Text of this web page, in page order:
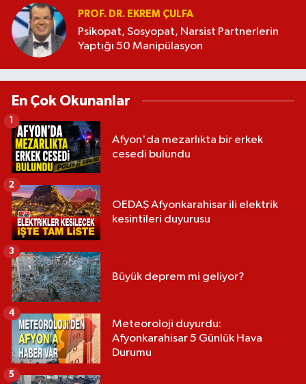
PROF. DR. EKREM ÇULFA
Psikopat, Sosyopat, Narsist Partnerlerin
Yaptığı 50 Manipülasyon
En Çok Okunanlar
Afyon'da mezarlıkta bir erkek
cesedi bulundu
1
OEDAŞ Afyonkarahisar ili elektrik
kesintileri duyurusu
2
Büyük deprem mi geliyor?
3
Meteoroloji duyurdu:
Afyonkarahisar 5 Günlük Hava
Durumu
4
5